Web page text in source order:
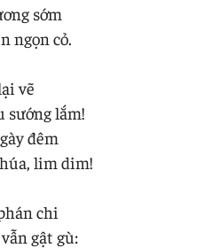
sớm
ngọn cỏ.
vẽ
sướng lắm!
đêm
lim dim!
chi
gật gù: